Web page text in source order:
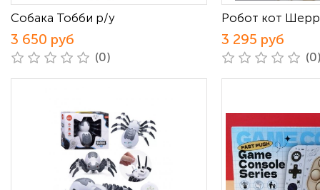
Собака Тобби р/у
3 650 руб
(0)
Робот кот
3 295 руб